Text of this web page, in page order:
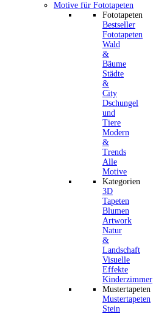
Motive für Fototapeten
Fototapeten
Bestseller
Fototapeten
Wald
&
Bäume
Städte
&
City
Dschungel
und
Tiere
Modern
&
Trends
Alle
Motive
Kategorien
3D
Tapeten
Blumen
Artwork
Natur
&
Landschaft
Visuelle
Effekte
Kinderzimmer
Mustertapeten
Mustertapeten
Stein